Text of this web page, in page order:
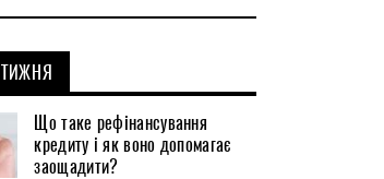
Що таке рефінансування
кредиту і як воно допомагає
заощадити?